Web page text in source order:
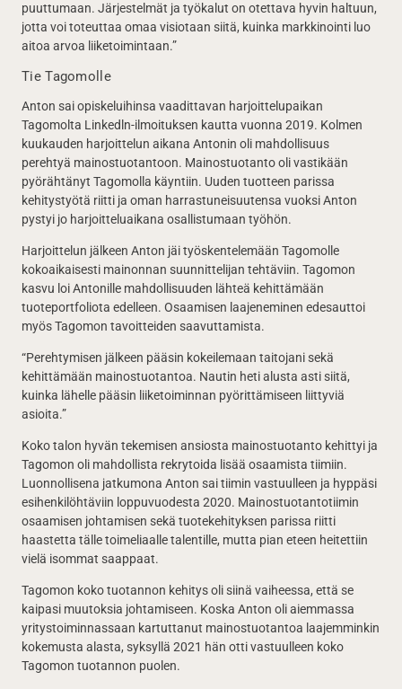
puuttumaan. Järjestelmät ja työkalut on otettava hyvin haltuun,
jotta voi toteuttaa omaa visiotaan siitä, kuinka markkinointi luo
aitoa arvoa liiketoimintaan.”
Tie Tagomolle
Anton sai opiskeluihinsa vaadittavan harjoittelupaikan
Tagomolta Linkedln-ilmoituksen kautta vuonna 2019. Kolmen
kuukauden harjoittelun aikana Antonin oli mahdollisuus
perehtyä mainostuotantoon. Mainostuotanto oli vastikään
pyörähtänyt Tagomolla käyntiin. Uuden tuotteen parissa
kehitystyötä riitti ja oman harrastuneisuutensa vuoksi Anton
pystyi jo harjoitteluaikana osallistumaan työhön.
Harjoittelun jälkeen Anton jäi työskentelemään Tagomolle
kokoaikaisesti mainonnan suunnittelijan tehtäviin. Tagomon
kasvu loi Antonille mahdollisuuden lähteä kehittämään
tuoteportfoliota edelleen. Osaamisen laajeneminen edesauttoi
myös Tagomon tavoitteiden saavuttamista.
“Perehtymisen jälkeen pääsin kokeilemaan taitojani sekä
kehittämään mainostuotantoa. Nautin heti alusta asti siitä,
kuinka lähelle pääsin liiketoiminnan pyörittämiseen liittyviä
asioita.”
Koko talon hyvän tekemisen ansiosta mainostuotanto kehittyi ja
Tagomon oli mahdollista rekrytoida lisää osaamista tiimiin.
Luonnollisena jatkumona Anton sai tiimin vastuulleen ja hyppäsi
esihenkilöhtäviin loppuvuodesta 2020. Mainostuotantotiimin
osaamisen johtamisen sekä tuotekehityksen parissa riitti
haastetta tälle toimeliaalle talentille, mutta pian eteen heitettiin
vielä isommat saappaat.
Tagomon koko tuotannon kehitys oli siinä vaiheessa, että se
kaipasi muutoksia johtamiseen. Koska Anton oli aiemmassa
yritystoiminnassaan kartuttanut mainostuotantoa laajemminkin
kokemusta alasta, syksyllä 2021 hän otti vastuulleen koko
Tagomon tuotannon puolen.